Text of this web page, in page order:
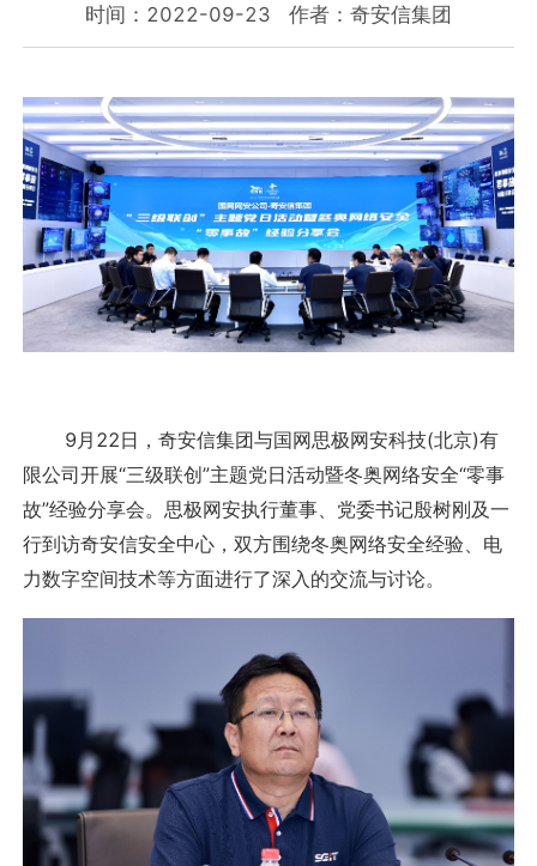
时间：2022-09-23 作者：奇安信集团
9月22日，奇安信集团与国网思极网安科技(北京)有
限公司开展“三级联创”主题党日活动暨冬奥网络安全“零事
故”经验分享会。思极网安执行董事、党委书记殷树刚及一
行到访奇安信安全中心，双方围绕冬奥网络安全经验、电
力数字空间技术等方面进行了深入的交流与讨论。